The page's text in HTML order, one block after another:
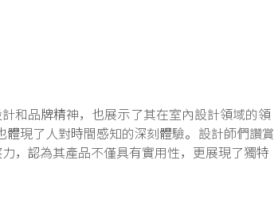
和品牌精神，也展示了其在室內設計領域的領
現了人對時間感知的深刻體驗。設計師們讚賞
，認為其產品不僅具有實用性，更展現了獨特